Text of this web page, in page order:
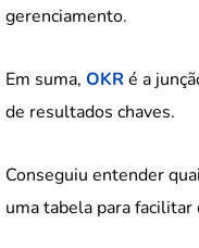
gerenciamento.
Em suma, OKR é a
de resultados chaves.
Conseguiu entender
uma tabela para facilitar